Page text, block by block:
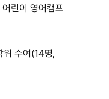
린이 영어캠프
수여(14명,